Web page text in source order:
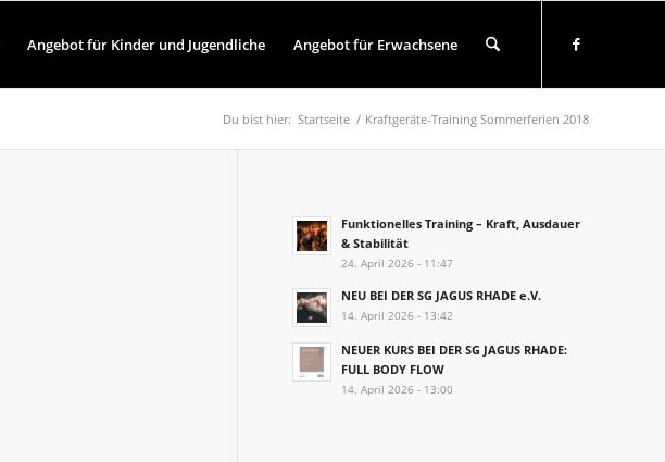
Angebot für Kinder und Jugendliche Angebot für Erwachsene
Du bist hier: Startseite / Kraftgeräte-Training Sommerferien 2018
Funktionelles Training – Kraft, Ausdauer
& Stabilität
24. April 2026 - 11:47
NEU BEI DER SG JAGUS RHADE e.V.
14. April 2026 - 13:42
NEUER KURS BEI DER SG JAGUS RHADE:
FULL BODY FLOW
14. April 2026 - 13:00